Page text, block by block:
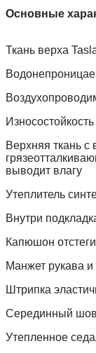
Основные
Ткань верха
Верхняя ткань
выводит влагу
Утеплитель
Внутри
Капюшон
Манжет рукава
Штрипка
Серединный
Утепленное